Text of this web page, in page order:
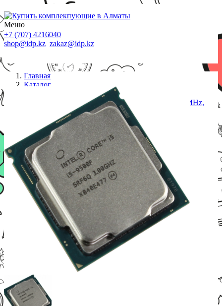
Меню
+7 (707) 4216040
shop@idp.kz zakaz@idp.kz
Главная
Каталог
Процессор Intel Core i5-9500F Coffee Lake (3000MHz,
LGA1151 v2, L3 9216Kb), oem